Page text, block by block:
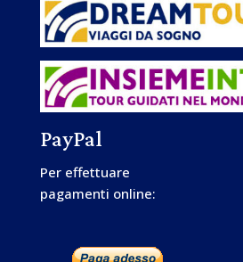
PayPal
Per effettuare
pagamenti online: